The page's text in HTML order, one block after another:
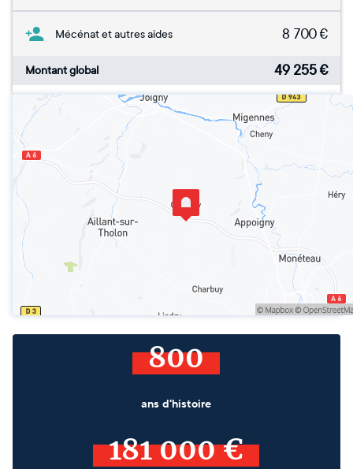
Mécénat et autres aides 8 700€
Montant global 49 255€
800
ans d'histoire
181 000 €